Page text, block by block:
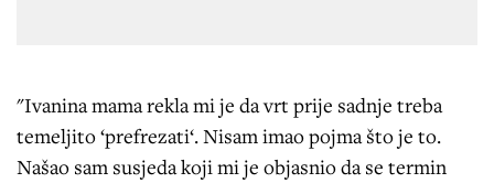
"Ivanina mama rekla mi je da vrt prije sadnje treba
temeljito ‘prefrezati‘. Nisam imao pojma što je to.
Našao sam susjeda koji mi je objasnio da se termin